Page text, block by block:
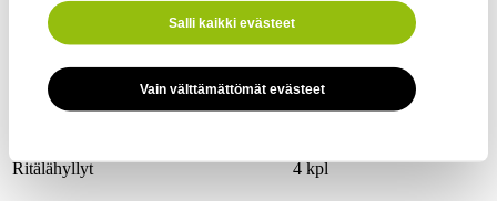
Salli kaikki evästeet
Vain välttämättömät evästeet
Tekniset tiedot
Ritälähyllyt 4 kpl